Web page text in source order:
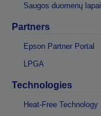
Saugos duomenų lapai
Partners
Epson Partner Portal
LPGA
Technologies
Heat-Free Technology